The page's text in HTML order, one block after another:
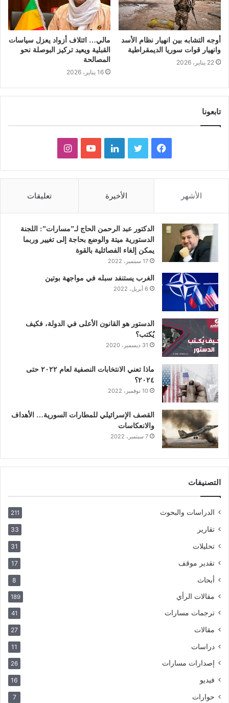
أوجه التشابه بين انهيار نظام الأسد
وانهيار قوات سوريا الديمقراطية
22 يناير، 2026
مالي… ائتلاف أزواد يعزل سياسات
القبلية ويعيد تركيز البوصلة نحو
المصالحة
16 يناير، 2026
تابعونا
ي
و
ك
و
ر
ي
د
إ
و
و
ب
ن
ق
الأشهر الأخيرة تعليقات
الدكتور عبد الرحمن الحاج لـ”مسارات”: اللجنة
الدستورية ميتة والوضع بحاجة إلى تغيير وربما
يمكن إلغاء الفصائلية بالقوة
17 سبتمبر، 2022
الغرب يستنفد سبله في مواجهة بوتين
6 أبريل، 2022
الدستور هو القانون الأعلى في الدولة، فكيف
يُكتب؟
31 ديسمبر، 2020
ماذا تعني الانتخابات النصفية لعام ٢٠٢٢ حتى
٢٠٢٤؟
10 نوفمبر، 2022
القصف الإسرائيلي للمطارات السورية… الأهداف
والانعكاسات
7 سبتمبر، 2022
التصنيفات
الدراسات والبحوث 211
تقارير 33
تحليلات 31
تقدير موقف 17
أبحاث 8
مقالات الرأي 189
ترجمات مسارات 41
مقالات 27
دراسات 11
إصدارات مسارات 26
فيديو 16
حوارات 7